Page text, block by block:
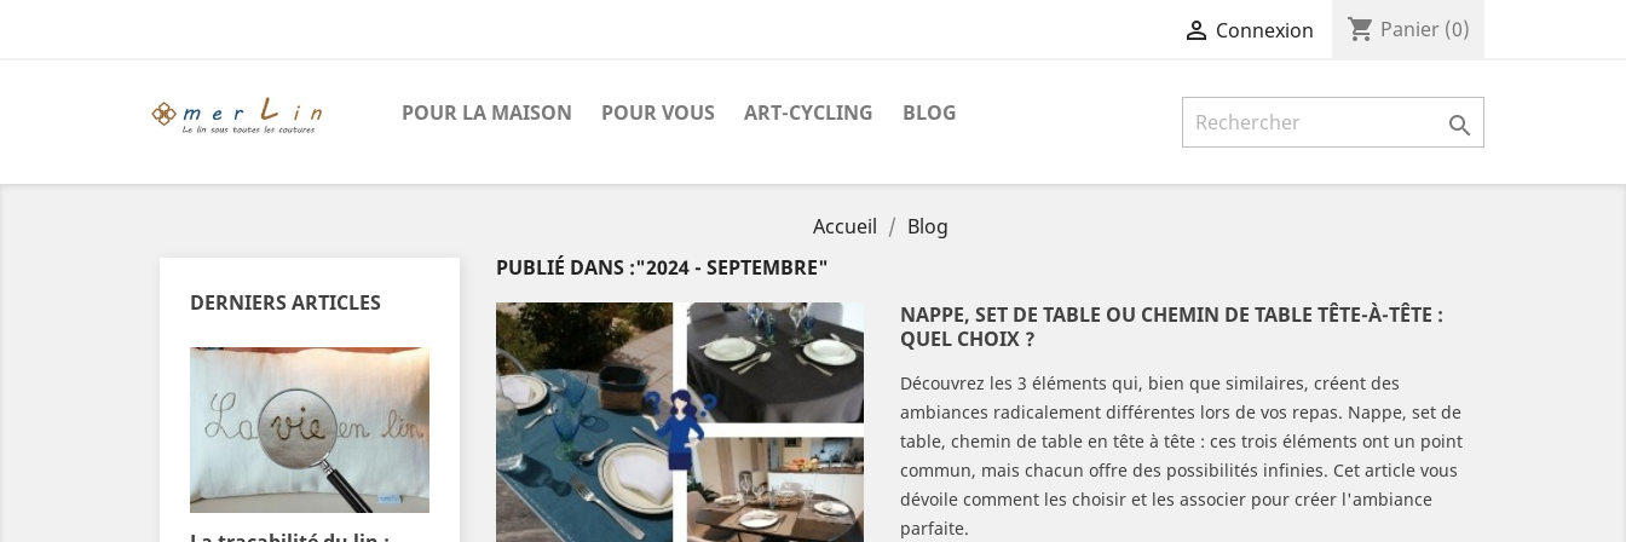
 Connexion shopping_cart Panier (0)
POUR LA MAISON POUR VOUS ART-CYCLING BLOG 
Accueil Blog
DERNIERS ARTICLES
PUBLIÉ DANS :"2024 - SEPTEMBRE"
NAPPE, SET DE TABLE OU CHEMIN DE TABLE TÊTE-À-TÊTE :
QUEL CHOIX ?
Découvrez les 3 éléments qui, bien que similaires, créent des
ambiances radicalement différentes lors de vos repas. Nappe, set de
table, chemin de table en tête à tête : ces trois éléments ont un point
commun, mais chacun offre des possibilités infinies. Cet article vous
dévoile comment les choisir et les associer pour créer l'ambiance
parfaite.